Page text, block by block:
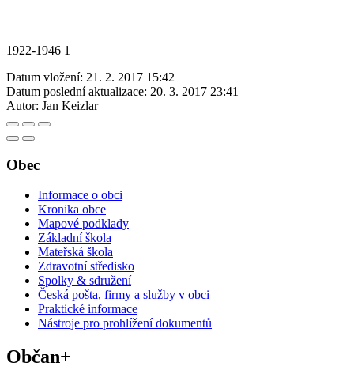
1922-1946 1
Datum vložení: 21. 2. 2017 15:42
Datum poslední aktualizace: 20. 3. 2017 23:41
Autor: Jan Keizlar
Obec
Informace o obci
Kronika obce
Mapové podklady
Základní škola
Mateřská škola
Zdravotní středisko
Spolky & sdružení
Česká pošta, firmy a služby v obci
Praktické informace
Nástroje pro prohlížení dokumentů
Občan+